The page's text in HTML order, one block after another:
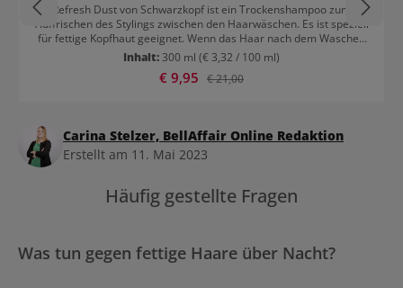
Refresh Dust von Schwarzkopf ist ein Trockenshampoo zum
Auffrischen des Stylings zwischen den Haarwäschen. Es ist speziell
für fettige Kopfhaut geeignet. Wenn das Haar nach dem Waschen
rasch fettig wird, ist dieses Produkt genau richtig. Im
Handumdrehen entfernt es Talg und Fett und verleiht dem Haar
unglaubliches Volumen und mehr Griffigkeit. Auch eine leichte
verleihen, kann Refresh Dust auch wie ein Stylingspray verwendet
werden. Das Trockenshampoo von Schwarzkopf wird hierbei in
frisch gewaschenes Haar gesprüht. Neben dem Frische-Effekt wird
Die pudrige Textur macht das Haar geschmeidig. Zugleich erhält
das Haar auch mehr Struktur und wird mattiert. Resultat:
Anwendung des Schwarzkopf OSIS Trockenshampoo: Dose gut
Inhalt: 300 ml (€ 3,32 / 100 ml)
Verkaufspreis:
€ 9,95 Regulärer Preis:
€ 21,00
Carina Stelzer, BellAffair Online Redaktion
Erstellt am 11. Mai 2023
Häufig gestellte Fragen
Was tun gegen fettige Haare über Nacht?